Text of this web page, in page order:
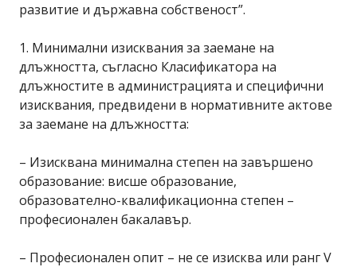
развитие и държавна собственост”.
1. Минимални изисквания за заемане на
длъжността, съгласно Класификатора на
длъжностите в администрацията и специфични
изисквания, предвидени в нормативните актове
за заемане на длъжността:
– Изисквана минимална степен на завършено
образование: висше образование,
образователно-квалификационна степен –
професионален бакалавър.
– Професионален опит – не се изисква или ранг V